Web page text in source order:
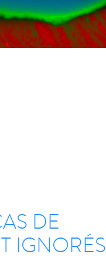
DE
IGNORÉS